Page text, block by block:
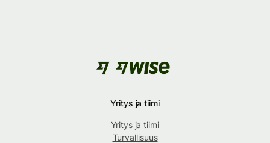
Yritys ja tiimi
Yritys ja tiimi
Turvallisuus